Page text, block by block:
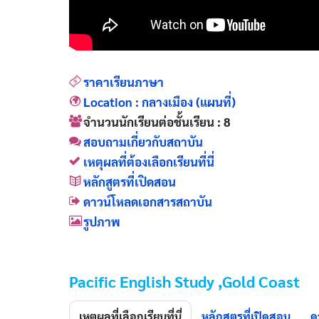
ราคาเรียนภาษา
Location : กลางเมือง (แผนที่)
จำนวนนักเรียนต่อชั้นเรียน : 8
สอบถามเกี่ยวกับสถาบัน
เหตุผลที่ต้องเลือกเรียนที่นี่
หลักสูตรที่เปิดสอน
ดาวน์โหลดเอกสารสถาบัน
รูปภาพ
Pacific English Study ,Gold Coast